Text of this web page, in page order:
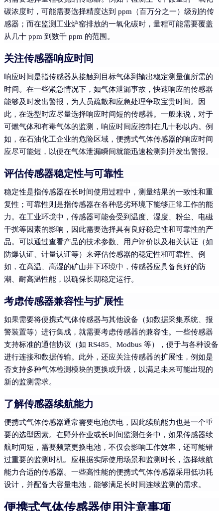
碳浓度时，可能需要选择精度达到 ppm（百万分之一）级别的传
感器；而在监测工业炉窑排放的一氧化碳时，量程可能需要覆盖
从几十 ppm 到数千 ppm 的范围。
关注传感器响应时间
响应时间是指传感器从接触到目标气体到输出稳定测量值所需的
时间。在一些紧急情况下，如气体泄漏事故，快速响应的传感器
能够及时发出警报，为人员疏散和应急处理争取宝贵时间。因
此，在选型时应尽量选择响应时间短的传感器。一般来说，对于
可燃气体和有毒气体的监测，响应时间应控制在几十秒以内。例
如，在石油化工企业的危险区域，便携式气体传感器的响应时间
应尽可能短，以便在气体泄漏瞬间就能迅速检测到并发出警报。
评估传感器稳定性与可靠性
稳定性是指传感器在长时间使用过程中，测量结果的一致性和重
复性；可靠性则是指传感器在各种恶劣环境下能够正常工作的能
力。在工业环境中，传感器可能会受到温度、湿度、粉尘、电磁
干扰等因素的影响，因此需要选择具有良好稳定性和可靠性的产
品。可以通过查看产品的技术参数、用户评价以及相关认证（如
防爆认证、计量认证等）来评估传感器的稳定性和可靠性。例
如，在高温、高湿的矿山井下环境中，传感器应具备良好的防
潮、耐高温性能，以确保长期稳定运行。
考虑传感器兼容性与扩展性
如果需要将便携式气体传感器与其他设备（如数据采集系统、报
警装置等）进行集成，就需要考虑传感器的兼容性。一些传感器
支持标准的通信协议（如 RS485、Modbus 等），便于与各种设备
进行连接和数据传输。此外，还应关注传感器的扩展性，例如是
否支持多种气体检测模块的更换或升级，以满足未来可能出现的
新的监测需求。
了解传感器续航能力
便携式气体传感器通常需要电池供电，因此续航能力也是一个重
要的选型因素。在野外作业或长时间监测任务中，如果传感器续
航时间短，需要频繁更换电池，不仅会影响工作效率，还可能错
过重要的监测时机。应根据实际使用场景和监测时长，选择续航
能力合适的传感器。一些高性能的便携式气体传感器采用低功耗
设计，并配备大容量电池，能够满足长时间连续监测的需求。
便携式气体传感器使用注意事项